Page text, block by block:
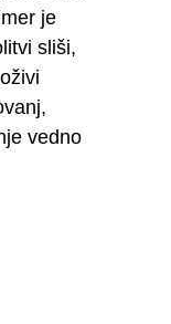
je
sliši,
vedno